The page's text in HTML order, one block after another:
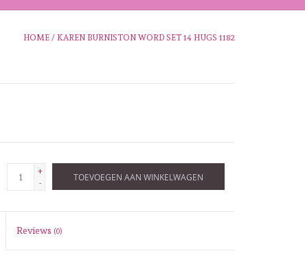
HOME / KAREN BURNISTON WORD SET 14 HUGS 1182
+
-
TOEVOEGEN AAN WINKELWAGEN
Reviews (0)